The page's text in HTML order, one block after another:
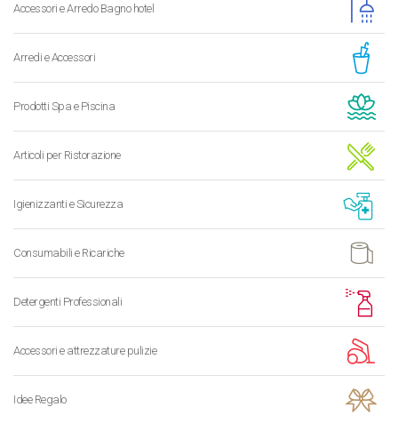
Accessori e Arredo Bagno hotel
Arredi e Accessori
Prodotti Spa e Piscina
Articoli per Ristorazione
Igienizzanti e Sicurezza
Consumabili e Ricariche
Detergenti Professionali
Accessori e attrezzature pulizie
Idee Regalo